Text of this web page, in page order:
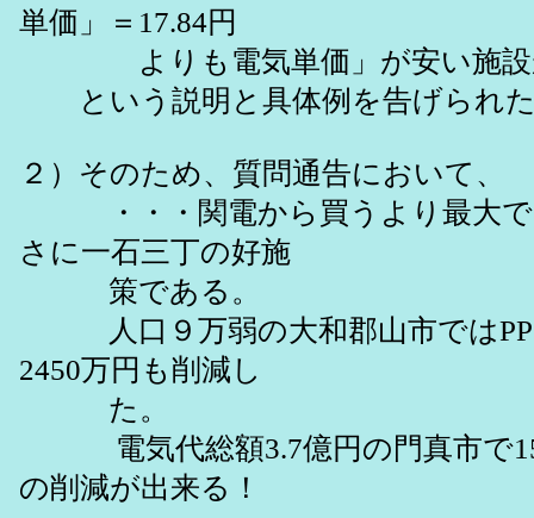
単価」＝17.84円
よりも電気単価」が安い施設
という説明と具体例を告げられ
２）そのため、質問通告において、
・・・関電から買うより最大で
さに一石三丁の好施
策である。
人口９万弱の大和郡山市では
2450万円も削減し
た。
電気代総額3.7億円の門真市で15
の削減が出来る！